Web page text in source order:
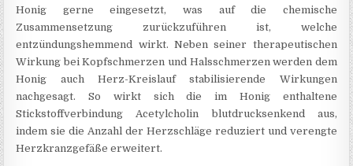
Honig gerne eingesetzt, was auf die chemische
Zusammensetzung zurückzuführen ist, welche
entzündungshemmend wirkt. Neben seiner therapeutischen
Wirkung bei Kopfschmerzen und Halsschmerzen werden dem
Honig auch Herz-Kreislauf stabilisierende Wirkungen
nachgesagt. So wirkt sich die im Honig enthaltene
Stickstoffverbindung Acetylcholin blutdrucksenkend aus,
indem sie die Anzahl der Herzschläge reduziert und verengte
Herzkranzgefäße erweitert.